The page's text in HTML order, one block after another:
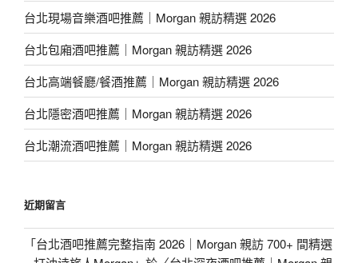
台北現場音樂酒吧推薦｜Morgan 親訪精選 2026
台北包廂酒吧推薦｜Morgan 親訪精選 2026
台北高端餐廳/餐酒推薦｜Morgan 親訪精選 2026
台北隱密酒吧推薦｜Morgan 親訪精選 2026
台北潮流酒吧推薦｜Morgan 親訪精選 2026
近期留言
「台北酒吧推薦完整指南 2026｜Morgan 親訪 700+ 間精選